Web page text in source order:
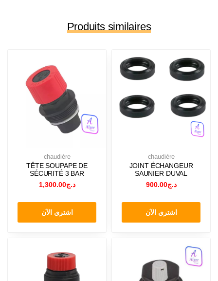
Produits similaires
chaudière
TÊTE SOUPAPE DE
SÉCURITÉ 3 BAR
د.ج1,300.00
اشتري الآن
chaudière
JOINT ÉCHANGEUR
SAUNIER DUVAL
د.ج900.00
اشتري الآن